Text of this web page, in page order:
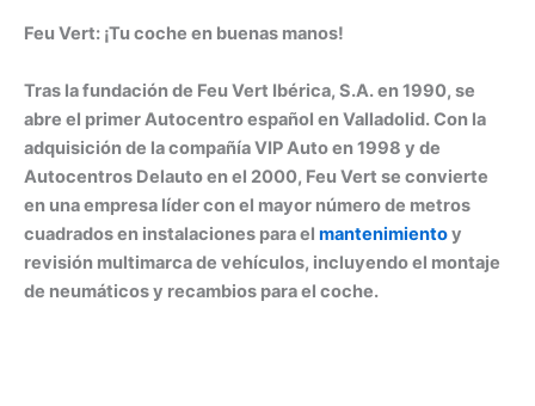
Feu Vert: ¡Tu coche en buenas manos!
Tras la fundación de Feu Vert Ibérica, S.A. en 1990, se
abre el primer Autocentro español en Valladolid. Con la
adquisición de la compañía VIP Auto en 1998 y de
Autocentros Delauto en el 2000, Feu Vert se convierte
en una empresa líder con el mayor número de metros
cuadrados en instalaciones para el mantenimientoy
revisión multimarca de vehículos, incluyendo el montaje
de neumáticos y recambios para el coche.